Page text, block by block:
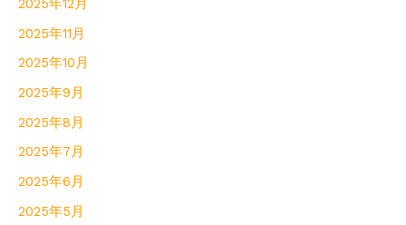
2025年12月
2025年11月
2025年10月
2025年9月
2025年8月
2025年7月
2025年6月
2025年5月